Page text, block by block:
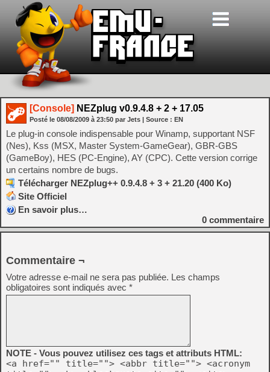
[Console] NEZplug v0.9.4.8 + 2 + 17.05
Posté le 08/08/2009 à 23:50 par Jets | Source : EN
Le plug-in console indispensable pour Winamp, supportant NSF
(Nes), Kss (MSX, Master System-GameGear), GBR-GBS
(GameBoy), HES (PC-Engine), AY (CPC). Cette version corrige
un certains nombre de bugs.
Télécharger NEZplug++ 0.9.4.8 + 3 + 21.20 (400 Ko)
Site Officiel
En savoir plus…
0 commentaire
Commentaire ¬
Votre adresse e-mail ne sera pas publiée. Les champs
obligatoires sont indiqués avec *
NOTE - Vous pouvez utilisez ces tags et attributs HTML:
<a href="" title=""> <abbr title=""> <acronym